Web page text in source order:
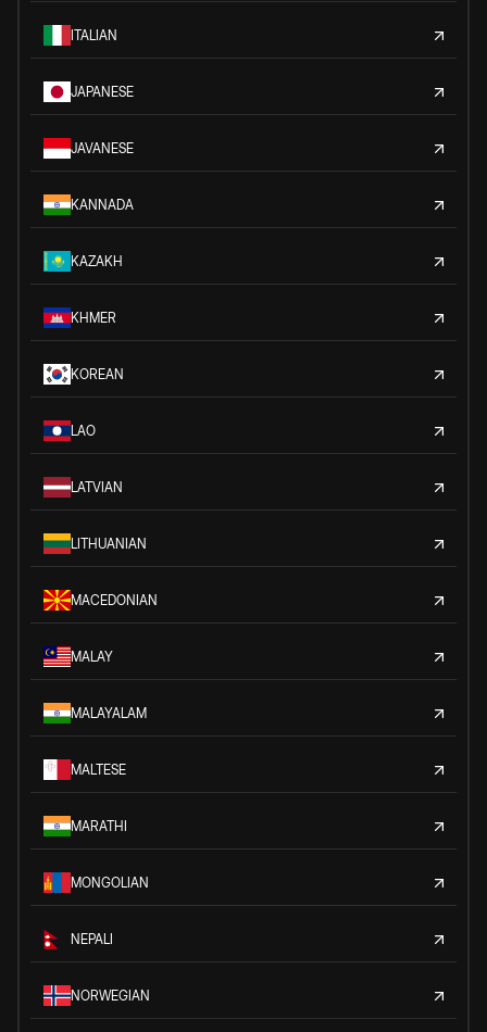
ITALIAN
JAPANESE
JAVANESE
KANNADA
KAZAKH
KHMER
KOREAN
LAO
LATVIAN
LITHUANIAN
MACEDONIAN
MALAY
MALAYALAM
MALTESE
MARATHI
MONGOLIAN
NEPALI
NORWEGIAN